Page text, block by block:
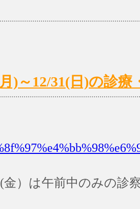
)～12/31(日)の診
金）は午前中のみの診